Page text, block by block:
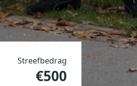
Streefbedrag
€500